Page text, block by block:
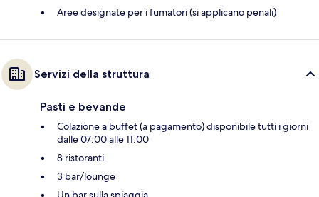
Aree designate per i fumatori (si applicano penali)
Servizi della struttura
Pasti e bevande
Colazione a buffet (a pagamento) disponibile tutti i giorni
dalle 07:00 alle 11:00
8 ristoranti
3 bar/lounge